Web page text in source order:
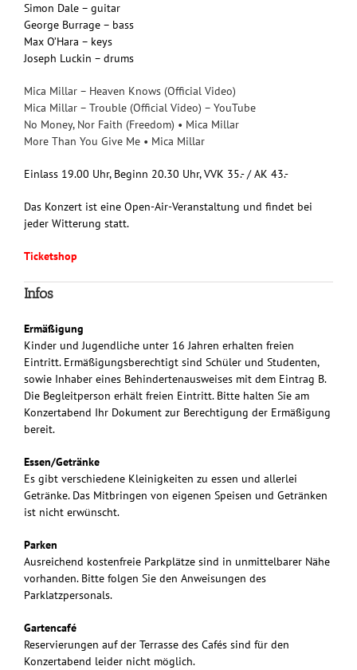
Simon Dale – guitar
George Burrage – bass
Max O’Hara – keys
Joseph Luckin – drums
Mica Millar – Heaven Knows (Official Video)
Mica Millar – Trouble (Official Video) – YouTube
No Money, Nor Faith (Freedom) • Mica Millar
More Than You Give Me • Mica Millar
Einlass 19.00 Uhr, Beginn 20.30 Uhr, VVK 35.- / AK 43.-
Das Konzert ist eine Open-Air-Veranstaltung und findet bei
jeder Witterung statt.
Ticketshop
Infos
Ermäßigung
Kinder und Jugendliche unter 16 Jahren erhalten freien
Eintritt. Ermäßigungsberechtigt sind Schüler und Studenten,
sowie Inhaber eines Behindertenausweises mit dem Eintrag B.
Die Begleitperson erhält freien Eintritt. Bitte halten Sie am
Konzertabend Ihr Dokument zur Berechtigung der Ermäßigung
bereit.
Essen/Getränke
Es gibt verschiedene Kleinigkeiten zu essen und allerlei
Getränke. Das Mitbringen von eigenen Speisen und Getränken
ist nicht erwünscht.
Parken
Ausreichend kostenfreie Parkplätze sind in unmittelbarer Nähe
vorhanden. Bitte folgen Sie den Anweisungen des
Parklatzpersonals.
Gartencafé
Reservierungen auf der Terrasse des Cafés sind für den
Konzertabend leider nicht möglich.